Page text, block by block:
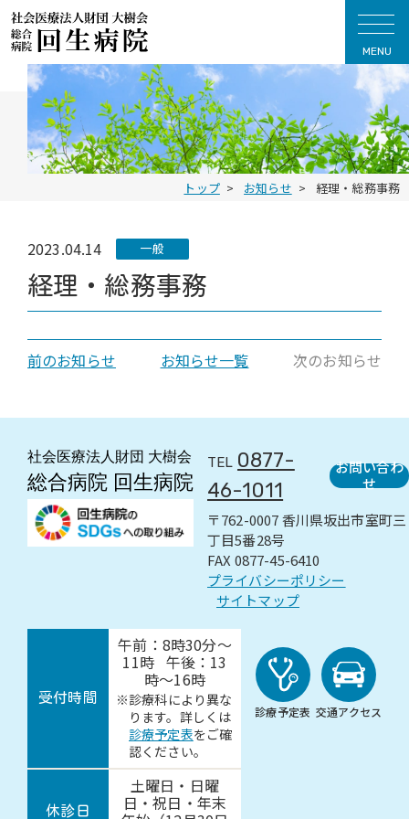
MENU
トップ お知らせ 経理・総務事務
2023.04.14 一般
経理・総務事務
前のお知らせ お知らせ一覧 次のお知らせ
TEL 0877-
46-1011
お問い合わ
せ
〒762-0007 香川県坂出市室町三
丁目5番28号
FAX 0877-45-6410
プライバシーポリシー
サイトマップ
受付時間
午前：8時30分～
11時 午後：13
時～16時
診療科により異な
ります。詳しくは
診療予定表をご確
認ください。
休診日
土曜日・日曜
日・祝日・ 年末
診療予定表 交通アクセス